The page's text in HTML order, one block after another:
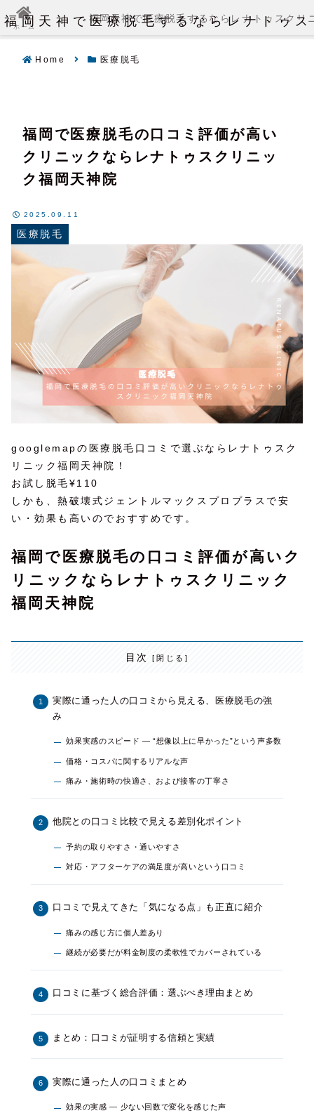
福岡天神で医療脱毛するならレナトゥ
Home 医療脱毛
福岡で医療脱毛の口コミ評価が高い
クリニックならレナトゥスクリニッ
ク福岡天神院
医療脱毛
2025.09.11
googlemapの医療脱毛口コミで選ぶならレナトゥスク
リニック福岡天神院！
お試し脱毛¥110
しかも、熱破壊式ジェントルマックスプロプラスで安
い・効果も高いのでおすすめです。
福岡で医療脱毛の口コミ評価が高いク
リニックならレナトゥスクリニック
福岡天神院
目次
実際に通った人の口コミから見える、医療脱毛の強
み
効果実感のスピード — “想像以上に早かった”という声多数
価格・コスパに関するリアルな声
痛み・施術時の快適さ、および接客の丁寧さ
他院との口コミ比較で見える差別化ポイント
予約の取りやすさ・通いやすさ
対応・アフターケアの満足度が高いという口コミ
口コミで見えてきた「気になる点」も正直に紹介
痛みの感じ方に個人差あり
継続が必要だが料金制度の柔軟性でカバーされている
口コミに基づく総合評価：選ぶべき理由まとめ
まとめ：口コミが証明する信頼と実績
実際に通った人の口コミまとめ
効果の実感 ― 少ない回数で変化を感じた声
ホーム
福岡天神で医療脱毛するならレナトゥスクリ